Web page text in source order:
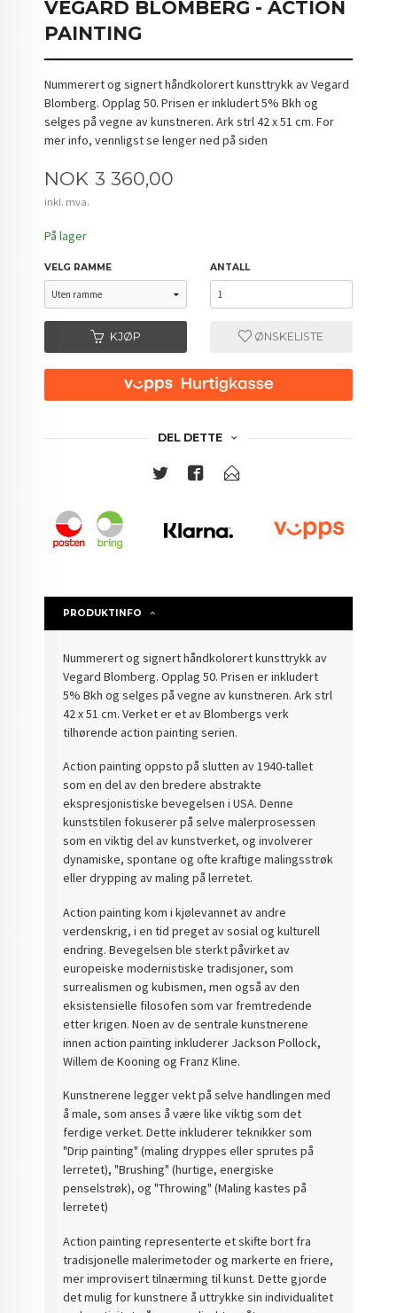
VEGARD BLOMBERG - ACTION
PAINTING
Nummerert og signert håndkolorert kunsttrykk av Vegard
Blomberg. Opplag 50. Prisen er inkludert 5% Bkh og
selges på vegne av kunstneren. Ark strl 42 x 51 cm. For
mer info, vennligst se lenger ned på siden
Pris
NOK 3 360,00
inkl. mva.
På lager
VELG RAMME ANTALL
KJØP ØNSKELISTE
DEL DETTE
PRODUKTINFO
Nummerert og signert håndkolorert kunsttrykk av
Vegard Blomberg. Opplag 50. Prisen er inkludert
5% Bkh og selges på vegne av kunstneren. Ark strl
42 x 51 cm. Verket er et av Blombergs verk
tilhørende action painting serien.
Action painting oppsto på slutten av 1940-tallet
som en del av den bredere abstrakte
ekspresjonistiske bevegelsen i USA. Denne
kunststilen fokuserer på selve malerprosessen
som en viktig del av kunstverket, og involverer
dynamiske, spontane og ofte kraftige malingsstrøk
eller drypping av maling på lerretet.
Action painting kom i kjølevannet av andre
verdenskrig, i en tid preget av sosial og kulturell
endring. Bevegelsen ble sterkt påvirket av
europeiske modernistiske tradisjoner, som
surrealismen og kubismen, men også av den
eksistensielle filosofen som var fremtredende
etter krigen. Noen av de sentrale kunstnerene
innen action painting inkluderer Jackson Pollock,
Willem de Kooning og Franz Kline.
Kunstnerene legger vekt på selve handlingen med
å male, som anses å være like viktig som det
ferdige verket. Dette inkluderer teknikker som
"Drip painting" (maling dryppes eller sprutes på
lerretet), "Brushing" (hurtige, energiske
penselstrøk), og "Throwing" (Maling kastes på
lerretet)
Action painting representerte et skifte bort fra
tradisjonelle malerimetoder og markerte en friere,
mer improvisert tilnærming til kunst. Dette gjorde
det mulig for kunstnere å uttrykke sin individualitet